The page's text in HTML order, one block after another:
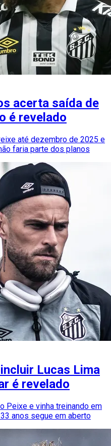
acerta saída de
é revelado
até dezembro de 2025 e
faria parte dos planos
Lucas Lima
é revelado
Peixe e vinha treinando em
anos segue em aberto